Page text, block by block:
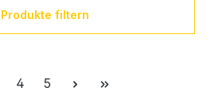
Produkte filtern
Seite
4 Seite
5